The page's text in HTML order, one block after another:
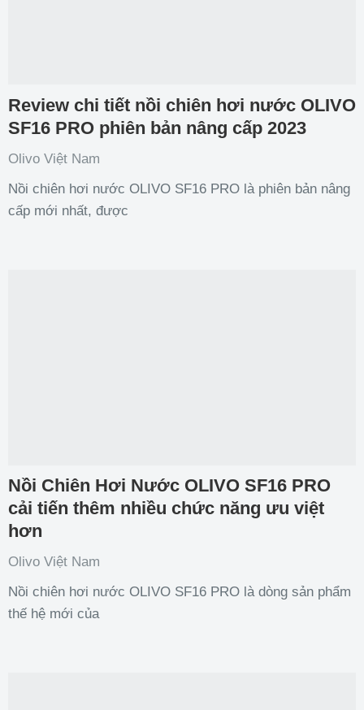
Review chi tiết nồi chiên hơi nước OLIVO
SF16 PRO phiên bản nâng cấp 2023
Olivo Việt Nam
Nồi chiên hơi nước OLIVO SF16 PRO là phiên bản nâng
cấp mới nhất, được
Nồi Chiên Hơi Nước OLIVO SF16 PRO
cải tiến thêm nhiều chức năng ưu việt
hơn
Olivo Việt Nam
Nồi chiên hơi nước OLIVO SF16 PRO là dòng sản phẩm
thế hệ mới của